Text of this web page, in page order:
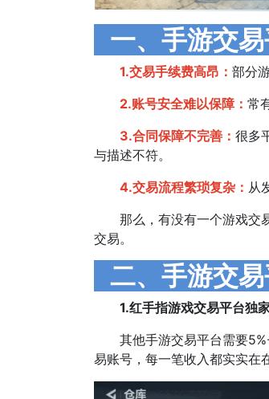
一、手游交
1.交易手续费高昂： 部分
2.账号安全难以保障： 常
3.合同保障不完善： 很多
与描述不符。
4.交易流程繁琐复杂： 从
那么，有没有一个游戏交易
交易。
二、手游交
1.红手指游戏交易平台独家
其他手游交易平台需要5%-
易账号，每一笔收入都实实在